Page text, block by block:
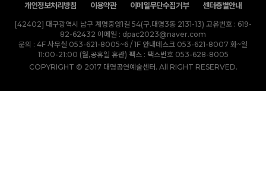
공유플러스창고는 서비스의 이용을 위하여 회원 가입 시에
회원 정보를 기입하도록 합니다.
회원 가입 시에 받는 기본 필수 정보에는 성명, 휴대전화,
이메일 주소가 있습니다.
정보의 제공을 요청할 수 있습니다.
개인정보처리방침 이용약관 이메일무단수집거부 센터층별안내
[42402] 대구광역시 남구 계명중앙1길 54(구.대명3동 2131-13) 고유번호 : 619-
82-62432 이메일 : dpac2023@naver.com
문의 : 4F 사무실 053-621-8005~6 / 1F 안내데스크 053-621-8007 화~일
11:00-21:00 (월,공휴일 휴관) 팩스 : 팩스번호 053-628-8005
COPYRIGHT © 2017 대명공연예술센터. All RIGHT RESERVED.